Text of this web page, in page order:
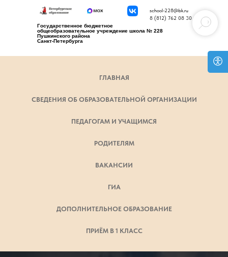
Государственное бюджетное
общеобразовательное учреждение школа № 228
Пушкинского района
Санкт-Петербурга
school-228@bk.ru
8 (812) 762 08 30
ГЛАВНАЯ
СВЕДЕНИЯ ОБ ОБРАЗОВАТЕЛЬНОЙ ОРГАНИЗАЦИИ
ПЕДАГОГАМ И УЧАЩИМСЯ
РОДИТЕЛЯМ
ВАКАНСИИ
ГИА
ДОПОЛНИТЕЛЬНОЕ ОБРАЗОВАНИЕ
ПРИЁМ В 1 КЛАСС